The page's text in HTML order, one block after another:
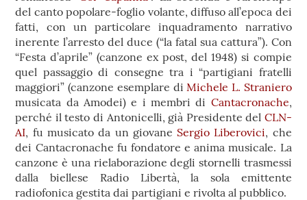
del canto popolare-foglio volante, diffuso all’epoca dei
fatti, con un particolare inquadramento narrativo
inerente l’arresto del duce (“la fatal sua cattura”). Con
“Festa d’aprile” (canzone ex post, del 1948) si compie
quel passaggio di consegne tra i “partigiani fratelli
maggiori” (canzone esemplare diMichele L. Straniero
musicata da Amodei) e i membri di Cantacronache,
perché il testo di Antonicelli, già Presidente del CLN-
AI, fu musicato da un giovane Sergio Liberovici, che
dei Cantacronache fu fondatore e anima musicale. La
canzone è una rielaborazione degli stornelli trasmessi
dalla biellese Radio Libertà, la sola emittente
radiofonica gestita dai partigiani e rivolta al pubblico.